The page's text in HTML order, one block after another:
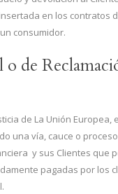
en los contratos
consumidor.
de
de La Unión
una vía, cauce o
y sus Clientes que
pagadas por los